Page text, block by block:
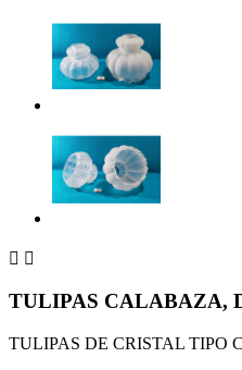
 
TULIPAS CALABAZA,
TULIPAS DE CRISTAL TIPO